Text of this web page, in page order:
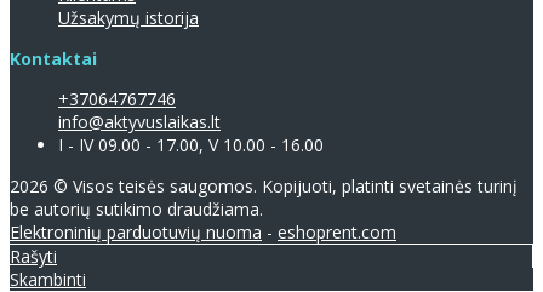
Užsakymų istorija
Kontaktai
+37064767746
info@aktyvuslaikas.lt
I - IV 09.00 - 17.00, V 10.00 - 16.00
2026 © Visos teisės saugomos. Kopijuoti, platinti svetainės turinį
be autorių sutikimo draudžiama.
Elektroninių parduotuvių nuoma - eshoprent.com
Rašyti
Skambinti